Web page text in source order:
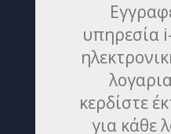
υπηρεσία
κερδίστε
για κάθε